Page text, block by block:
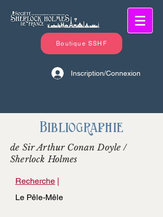
Boutique SSHF
Inscription/Connexion
Bibliographie
de Sir Arthur Conan Doyle /
Sherlock Holmes
Recherche |
Le Pêle-Mêle